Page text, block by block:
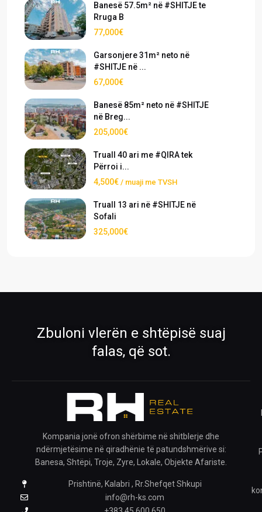
Banesë 57.5m² në #SHITJE te
Rruga B
77,000€
Garsonjere 31m² neto në
#SHITJE në ...
67,000€
Banesë 85m² neto në #SHITJE
në Breg...
205,000€
Truall 40 ari me #QIRA tek
Përroi i...
4,500€ / muaji me TVSH
Truall 13 ari në #SHITJE në
Sofali
325,000€
Zbuloni vlerën e shtëpisë suaj
falas, që sot.
Kompania jonë ofron shërbime në shitblerje dhe
ndërmjetësime në qiradhënie të patundshmërive si:
Banesa, Shtëpi, Troje, Zyre, Lokale, Objekte Afariste.
Prishtinë, Kalabri , Rr.Shefqet Shkupi
info@rh-ks.com
Mëso më shumë për ekipin tonë
Kontakti
Na kontaktoni për çdo pyetje
Krijo kërkesë
Pronat e ruajtura
Shiko pronat që i ke ruajtur
›